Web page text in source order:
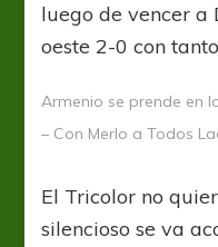
luego de vencer a
oeste 2-0 con
Armenio se prende en
– Con Merlo a Todos
El Tricolor no
silencioso se va